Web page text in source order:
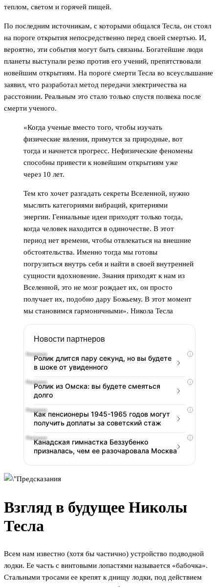
теплом, светом и горячей пищей.
По последним источникам, с которыми общался Тесла, он стоял
на пороге открытия непосредственно перед своей смертью. И,
вероятно, эти события могут быть связаны. Богатейшие люди
планеты выступали резко против его учений, препятствовали
новейшим открытиям. На пороге смерти Тесла во всеуслышание
заявил, что разработал метод передачи электричества на
расстоянии. Реальным это стало только спустя полвека после
смерти ученого.
«Когда ученые вместо того, чтобы изучать
физические явления, примутся за природные, вот
тогда и начнется прогресс. Нефизические феномены
способны привести к новейшим открытиям уже
через 10 лет.
Тем кто хочет разгадать секреты Вселенной, нужно
мыслить категориями вибраций, критериями
энергии. Гениальные идеи приходят только тогда,
когда человек находится в одиночестве. В этот
период нет времени, чтобы отвлекаться на внешние
обстоятельства. Именно тогда мы готовы
погрузиться внутрь себя и найти в своей внутренней
сущности вдохновение. Знания приходят к нам из
Вселенной, это не мозг рождает их, он просто
получает их, подобно дару Божьему. В этот момент
мы становимся гармоничными». Никола Тесла
Новости партнеров
i
Ролик длится пару секунд, но вы будете
в шоке от увиденного
i
Ролик из Омска: вы будете смеяться
долго
i
Как пенсионеры 1945-1965 годов могут
получить доплаты за советский стаж
i
Канадская гимнастка Беззубенко
призналась, чем ее разочаровала Москва
Взгляд в будущее Николы
Тесла
Всем нам известно (хотя бы частично) устройство подводной
лодки. Ее часть с винтовыми лопастями называется «бабочка».
Стальными тросами ее крепят к днищу лодки, под действием